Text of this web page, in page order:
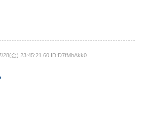
28(金) 23:45:21.60 ID:D7fMhAkk0